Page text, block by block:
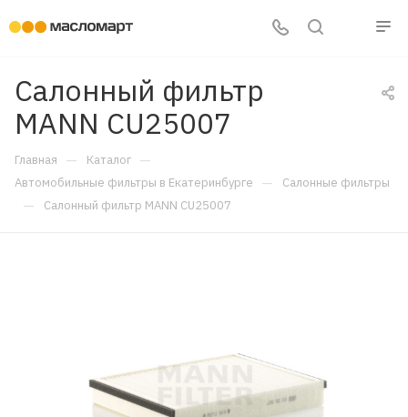
Салонный фильтр
MANN CU25007
Главная — Каталог —
Автомобильные фильтры в Екатеринбурге — Салонные фильтры
— Салонный фильтр MANN CU25007